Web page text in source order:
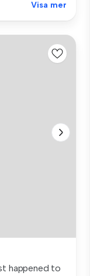
Visa mer
happened to